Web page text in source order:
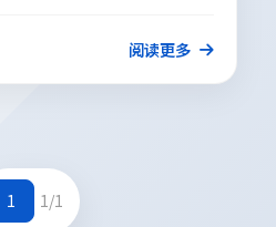
阅读更多
1 1/1